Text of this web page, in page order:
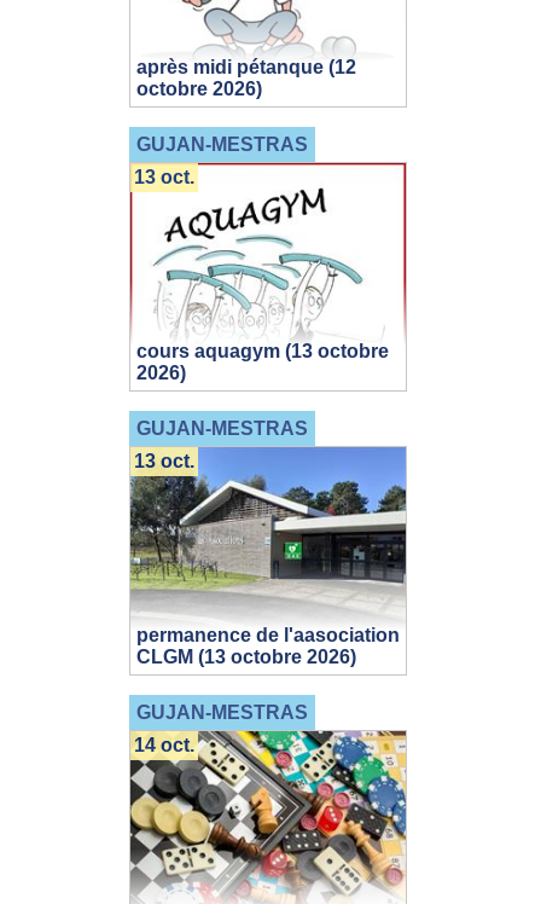
après midi pétanque (12
octobre 2026)
GUJAN-MESTRAS
cours aquagym (13 octobre
2026)
13 oct.
GUJAN-MESTRAS
permanence de l'aasociation
CLGM (13 octobre 2026)
13 oct.
GUJAN-MESTRAS
14 oct.